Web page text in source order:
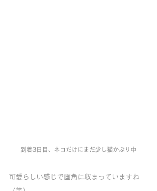
到着3日目、ネコだけにまだ少し猫かぶり中
可愛らしい感じで画角に収まっていますね